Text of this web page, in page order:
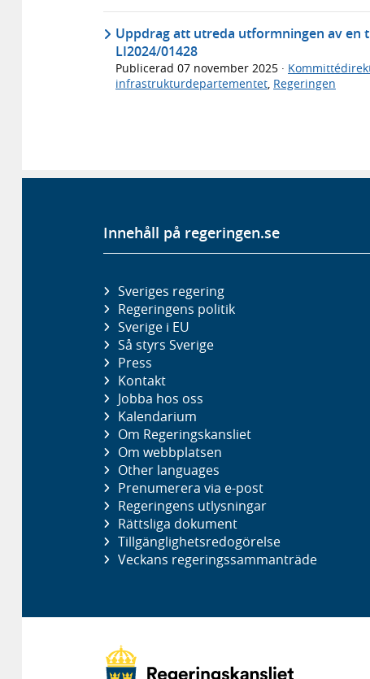
Uppdrag att utreda utformningen av en
LI2024/01428
Publicerad 07 november 2025 ·
infrastrukturdepartementet, Regeringen
Innehåll på regeringen.se
Sveriges regering
Regeringens politik
Sverige i EU
Så styrs Sverige
Press
Kontakt
Jobba hos oss
Kalendarium
Om Regeringskansliet
Om webbplatsen
Other languages
Prenumerera via e-post
Regeringens utlysningar
Rättsliga dokument
Tillgänglighetsredogörelse
Veckans regeringssammanträde